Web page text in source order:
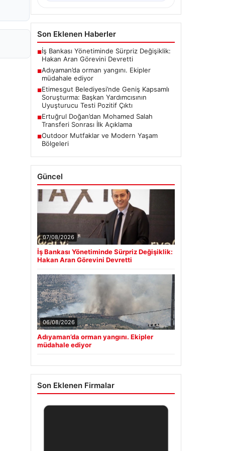
Son Eklenen Haberler
■İş Bankası Yönetiminde Sürpriz Değişiklik:
Hakan Aran Görevini Devretti
■Adıyaman’da orman yangını. Ekipler
müdahale ediyor
■Etimesgut Belediyesi’nde Geniş Kapsamlı
Soruşturma: Başkan Yardımcısının
Uyuşturucu Testi Pozitif Çıktı
■Ertuğrul Doğan’dan Mohamed Salah
Transferi Sonrası İlk Açıklama
■Outdoor Mutfaklar ve Modern Yaşam
Bölgeleri
Güncel
07/08/2026
İş Bankası Yönetiminde Sürpriz Değişiklik:
Hakan Aran Görevini Devretti
06/08/2026
Adıyaman’da orman yangını. Ekipler
müdahale ediyor
Son Eklenen Firmalar